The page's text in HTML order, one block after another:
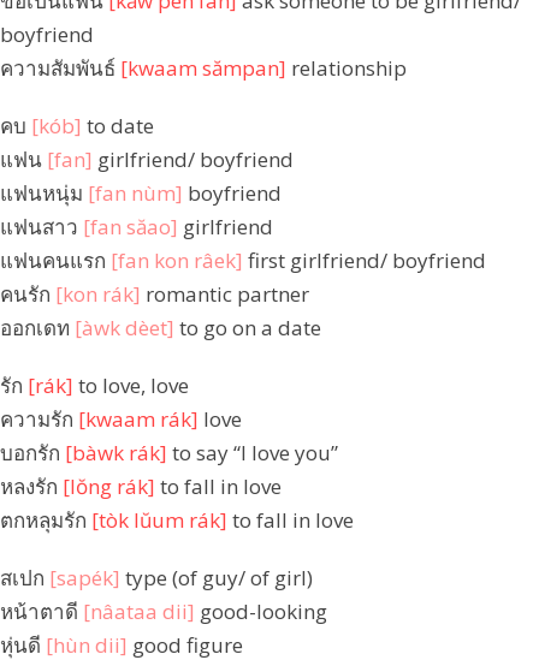
boyfriend
ความสัมพันธ์ [kwaam sămpan] relationship
คบ [kób] to date
แฟน [fan] girlfriend/ boyfriend
แฟนหนุ่ม [fan nùm] boyfriend
แฟนสาว [fan săao] girlfriend
แฟนคนแรก [fan kon râek] first girlfriend/ boyfriend
คนรัก [kon rák] romantic partner
ออกเดท [àwk dèet] to go on a date
รัก [rák] to love, love
ความรัก [kwaam rák] love
บอกรัก [bàwk rák] to say “I love you”
หลงรัก [lŏng rák] to fall in love
ตกหลุมรัก [tòk lŭum rák] to fall in love
สเปก [sapék] type (of guy/ of girl)
หน้าตาดี [nâataa dii] good-looking
หุ่นดี [hùn dii] good figure